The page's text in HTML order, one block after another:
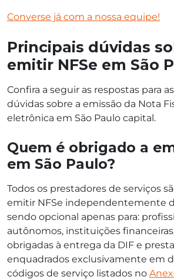
Converse já com a nossa equipe!
Principais dúvidas
emitir NFSe em São
Confira a seguir as respostas para
dúvidas sobre a emissão da Nota
eletrônica em São Paulo capital.
Quem é obrigado a
em São Paulo?
Todos os prestadores de serviços
emitir NFSe independentemente
sendo opcional apenas para:
autônomos, instituições
obrigadas à entrega da DIF e
enquadrados exclusivamente em
códigos de serviço listados no